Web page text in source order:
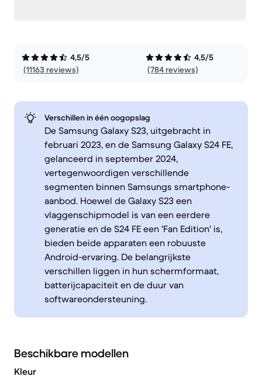
4,5/5
(11163 reviews)
4,5/5
(784 reviews)
Verschillen in één oogopslag
De Samsung Galaxy S23, uitgebracht in
februari 2023, en de Samsung Galaxy S24 FE,
gelanceerd in september 2024,
vertegenwoordigen verschillende
segmenten binnen Samsungs smartphone-
aanbod. Hoewel de Galaxy S23 een
vlaggenschipmodel is van een eerdere
generatie en de S24 FE een 'Fan Edition' is,
bieden beide apparaten een robuuste
Android-ervaring. De belangrijkste
verschillen liggen in hun schermformaat,
batterijcapaciteit en de duur van
softwareondersteuning.
Beschikbare modellen
Kleur